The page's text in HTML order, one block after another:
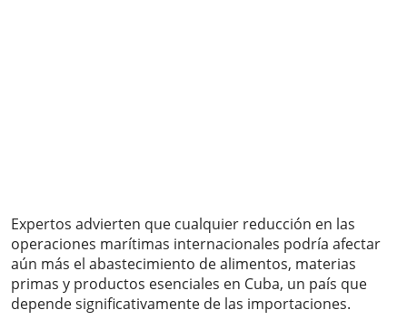
Expertos advierten que cualquier reducción en las
operaciones marítimas internacionales podría afectar
aún más el abastecimiento de alimentos, materias
primas y productos esenciales en Cuba, un país que
depende significativamente de las importaciones.